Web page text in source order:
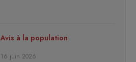
Avis à la population
16 juin 2026